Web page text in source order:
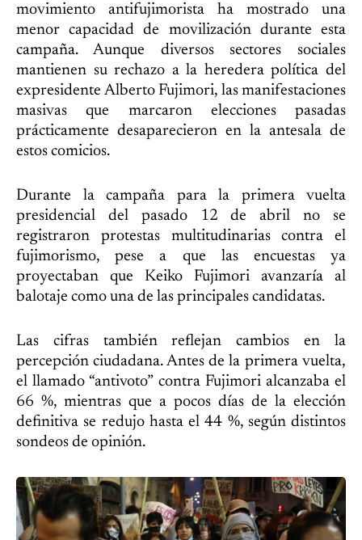
movimiento antifujimorista ha mostrado una
menor capacidad de movilización durante esta
campaña. Aunque diversos sectores sociales
mantienen su rechazo a la heredera política del
expresidente Alberto Fujimori, las manifestaciones
masivas que marcaron elecciones pasadas
prácticamente desaparecieron en la antesala de
estos comicios.
Durante la campaña para la primera vuelta
presidencial del pasado 12 de abril no se
registraron protestas multitudinarias contra el
fujimorismo, pese a que las encuestas ya
proyectaban que Keiko Fujimori avanzaría al
balotaje como una de las principales candidatas.
Las cifras también reflejan cambios en la
percepción ciudadana. Antes de la primera vuelta,
el llamado “antivoto” contra Fujimori alcanzaba el
66 %, mientras que a pocos días de la elección
definitiva se redujo hasta el 44 %, según distintos
sondeos de opinión.